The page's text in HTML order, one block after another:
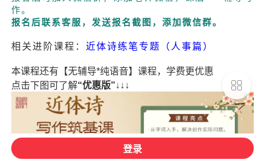
作。
报名后联系客服，发送报名截图，添加微信群。
相关进阶课程：近体诗练笔专题（人事篇）
本课程还有【无辅导*纯语音】课程，学费更优惠
点击下图可了解“优惠版”↓↓↓
登录